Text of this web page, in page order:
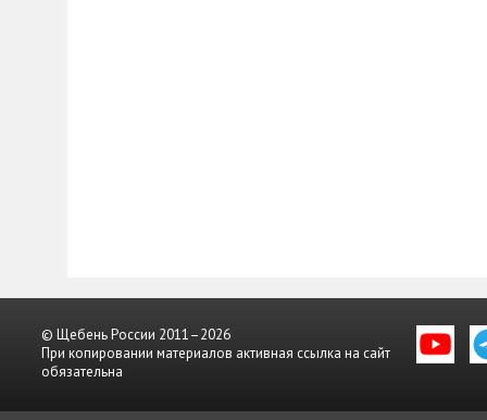
© Щебень России 2011–2026
При копировании материалов активная ссылка на сайт
обязательна